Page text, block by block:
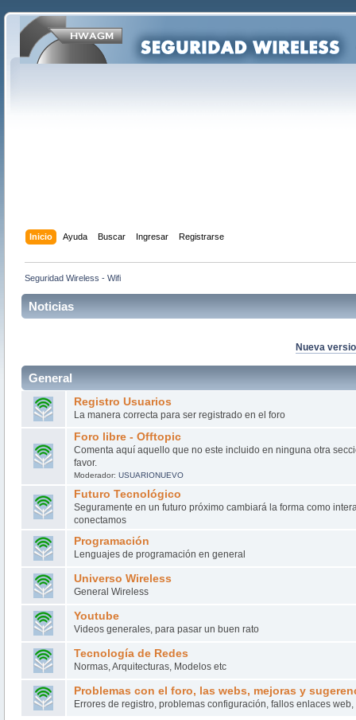
Inicio Ayuda Buscar Ingresar Registrarse
Seguridad Wireless - Wifi
Noticias
Nueva
General
Registro Usuarios
La manera correcta para ser registrado en el foro
Foro libre - Offtopic
Comenta aquí aquello que no este incluido en ninguna otra
favor.
Moderador: USUARIONUEVO
Futuro Tecnológico
Seguramente en un futuro próximo cambiará la forma como
conectamos
Programación
Lenguajes de programación en general
Universo Wireless
General Wireless
Youtube
Videos generales, para pasar un buen rato
Tecnología de Redes
Normas, Arquitecturas, Modelos etc
Problemas con el foro, las webs, mejoras y
Errores de registro, problemas configuración, fallos enlaces